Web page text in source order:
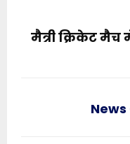
मैत्री क्रिकेट मैच